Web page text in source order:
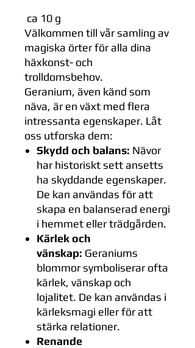
ca 10 g
Välkommen till vår samling av
magiska örter för alla dina
häxkonst- och
trolldomsbehov.
Geranium, även känd som
näva, är en växt med flera
intressanta egenskaper. Låt
oss utforska dem:
Skydd och balans: Nävor
har historiskt sett ansetts
ha skyddande egenskaper.
De kan användas för att
skapa en balanserad energi
i hemmet eller trädgården.
Kärlek och
vänskap: Geraniums
blommor symboliserar ofta
kärlek, vänskap och
lojalitet. De kan användas i
kärleksmagi eller för att
stärka relationer.
Renande